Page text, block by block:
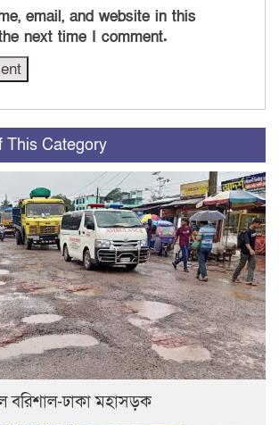
email, and website in this
next time I comment.
This Category
বরিশাল-ঢাকা মহাসড়ক